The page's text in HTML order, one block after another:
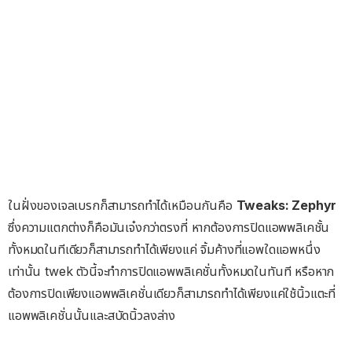
ในฝั่งของเจลเบรกก็สามารถทำได้เหมือนกันคือ Tweaks: Zephyr
ซึ่งความแตกต่างก็คือมันเจ๋งกว่าตรงที่ หากต้องการปิดแอพพลิเคชั้น
ทั้งหมดในทีเดียวก็สามารถทำได้เพียงแค่ จิ้มค้างที่แอพใดแอพหนึ่ง
เท่านั้น twek ตัวนี้จะทำการปิดแอพพลิเคชั่นทั้งหมดในทันที หรือหาก
ต้องการปิดเพียงแอพพลิเคชั่นเดียวก็สามารถทำได้เพียงแค่ใช้นิ้วแตะที่
แอพพลิเคชั่นนั้นและสบัดนิ้วลงล่าง